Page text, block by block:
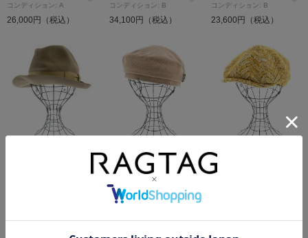
コンディション: A
26,000円（税込）
コンディション: B
34,100円（税込）
コンディション: B
23,600円（税込）
Borsalino
ハンチング・ベレー帽
サイズ：58
コンディション: 新品同様
Borsalino